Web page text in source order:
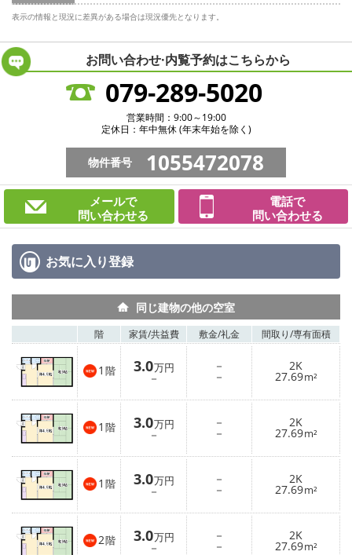
表示の情報と現況に差異がある場合は現況優先となります。
お問い合わせ·内覧予約はこちらから
079-289-5020
営業時間：9:00～19:00
定休日：年中無休 (年末年始を除く)
物件番号 1055472078
メールで
問い合わせる
電話で
問い合わせる
お気に入り登録
同じ建物の他の空室
階 家賃/共益費 敷金/礼金 間取り/専有面積
1 階 3.0万円
－
－
－
2K
27.69m²
1 階 3.0万円
－
－
－
2K
27.69m²
1 階 3.0万円
－
－
－
2K
27.69m²
2階 3.0万円
－
－
－
2K
27.69m²